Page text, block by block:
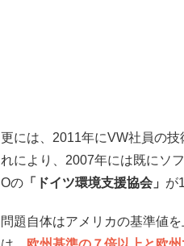
更には、2011年にVW社員の技
れにより、2007年には既にソ
Oの 「ドイツ環境支援協会」 が
問題自体はアメリカの基準値